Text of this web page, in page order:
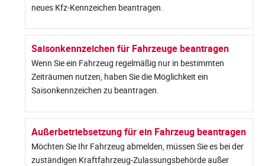
neues Kfz-Kennzeichen beantragen.
Saisonkennzeichen für Fahrzeuge beantragen
Wenn Sie ein Fahrzeug regelmäßig nur in bestimmten
Zeiträumen nutzen, haben Sie die Möglichkeit ein
Saisonkennzeichen zu beantragen.
Außerbetriebsetzung für ein Fahrzeug beantragen
Möchten Sie Ihr Fahrzeug abmelden, müssen Sie es bei der
zuständigen Kraftfahrzeug-Zulassungsbehörde außer